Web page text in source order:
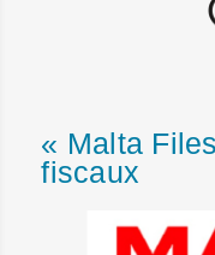
« Malta
fiscaux